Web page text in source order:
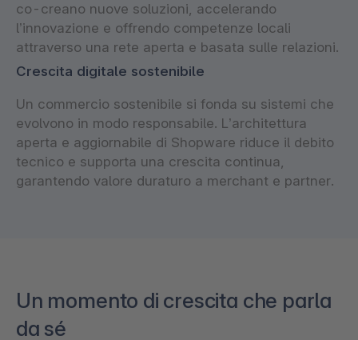
co-creano nuove soluzioni, accelerando
l’innovazione e offrendo competenze locali
attraverso una rete aperta e basata sulle relazioni.
Crescita digitale sostenibile
Un commercio sostenibile si fonda su sistemi che
evolvono in modo responsabile. L’architettura
aperta e aggiornabile di Shopware riduce il debito
tecnico e supporta una crescita continua,
garantendo valore duraturo a merchant e partner.
Un momento di crescita che parla
da sé